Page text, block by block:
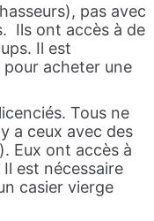
pas avec
Ils ont accès à de
Il est
pour acheter une
Tous ne
a ceux avec des
Eux ont accès à
est nécessaire
casier vierge